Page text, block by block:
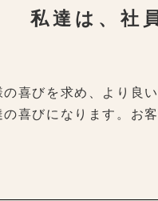
私達は、社
喜びを求め、より良
喜びになります。お